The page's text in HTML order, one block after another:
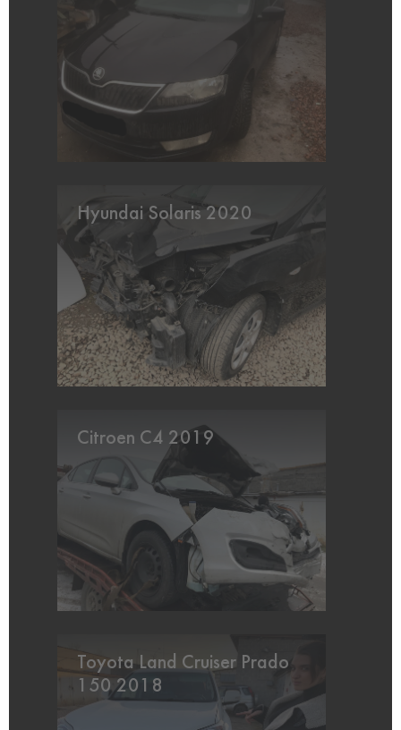
Hyundai Solaris 2020
Citroen C4 2019
Toyota Land Cruiser Prado
150 2018